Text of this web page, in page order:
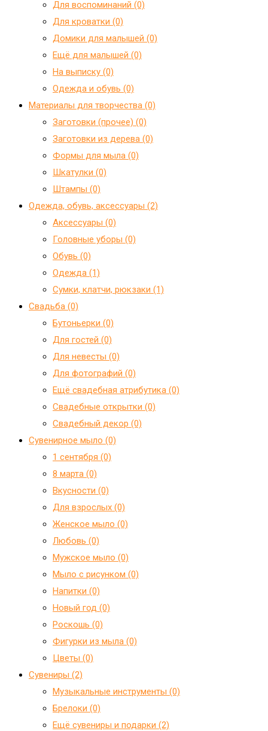
Для воспоминаний (0)
Для кроватки (0)
Домики для малышей (0)
Ещё для малышей (0)
На выписку (0)
Одежда и обувь (0)
Материалы для творчества (0)
Заготовки (прочее) (0)
Заготовки из дерева (0)
Формы для мыла (0)
Шкатулки (0)
Штампы (0)
Одежда, обувь, аксессуары (2)
Аксессуары (0)
Головные уборы (0)
Обувь (0)
Одежда (1)
Сумки, клатчи, рюкзаки (1)
Свадьба (0)
Бутоньерки (0)
Для гостей (0)
Для невесты (0)
Для фотографий (0)
Ещё свадебная атрибутика (0)
Свадебные открытки (0)
Свадебный декор (0)
Сувенирное мыло (0)
1 сентября (0)
8 марта (0)
Вкусности (0)
Для взрослых (0)
Женское мыло (0)
Любовь (0)
Мужское мыло (0)
Мыло с рисунком (0)
Напитки (0)
Новый год (0)
Роскошь (0)
Фигурки из мыла (0)
Цветы (0)
Сувениры (2)
Mузыкальные инструменты (0)
Брелоки (0)
Ещё сувениры и подарки (2)